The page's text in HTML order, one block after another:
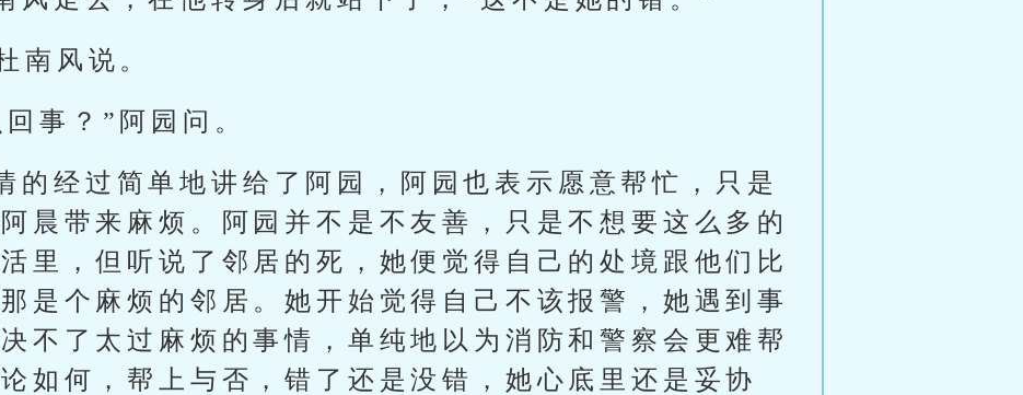
南风说。
事？”阿园问。
的经过简单地讲给了阿园，阿园也表示愿意帮忙，只是
晨带来麻烦。阿园并不是不友善，只是不想要这么多的
里，但听说了邻居的死，她便觉得自己的处境跟他们比
是个麻烦的邻居。她开始觉得自己不该报警，她遇到事
不了太过麻烦的事情，单纯地以为消防和警察会更难帮
如何，帮上与否，错了还是没错，她心底里还是妥协